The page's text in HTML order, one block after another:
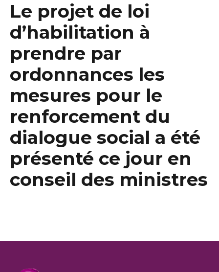
Le projet de loi
d’habilitation à
prendre par
ordonnances les
mesures pour le
renforcement du
dialogue social a été
présenté ce jour en
conseil des ministres